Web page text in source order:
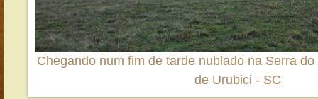
Chegando num fim de tarde nublado na Serra
de Urubici - SC